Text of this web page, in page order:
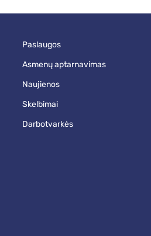
paslaugos
asmenų aptarnavimas
naujienos
skelbimai
darbotvarkės